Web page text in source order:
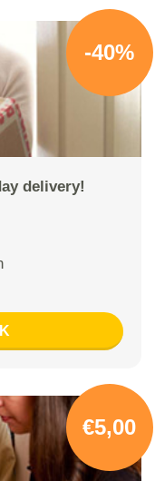
-40%
delivery!
€5,00